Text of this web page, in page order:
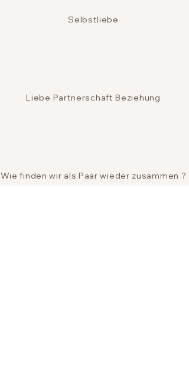
Selbstliebe
Liebe Partnerschaft Beziehung
Wie finden wir als Paar wieder zusammen ?